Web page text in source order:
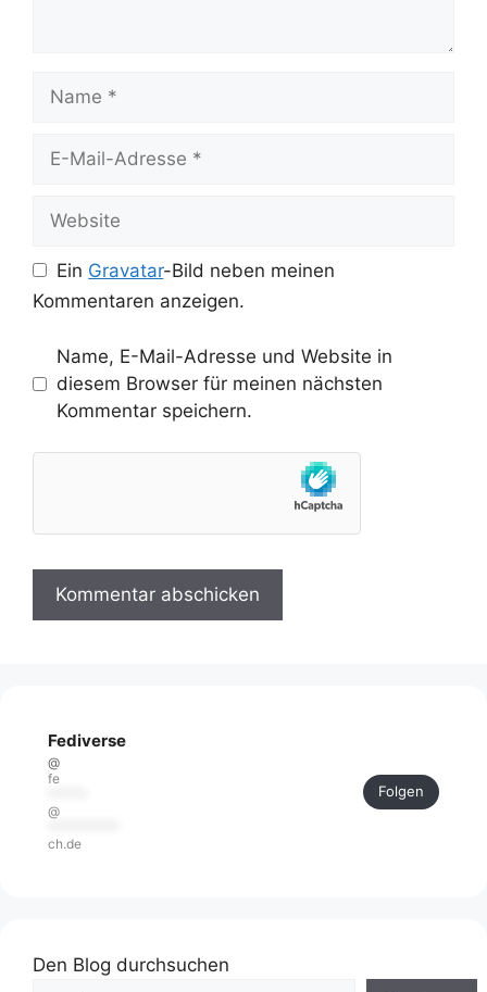
Name
Website
Ein Gravatar-Bild neben meinen
Kommentaren anzeigen.
Name, E-Mail-Adresse und Website in
diesem Browser für meinen nächsten
Kommentar speichern.
Fediverse
@
fe
@
ch.de
Folgen
Den Blog durchsuchen